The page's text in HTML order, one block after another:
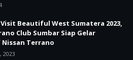
Beautiful West Sumatera 2023,
Club Sumbar Siap Gelar
Nissan Terrano
2023